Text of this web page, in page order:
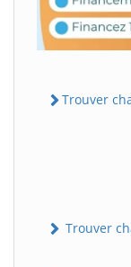
Trouver
Trouver